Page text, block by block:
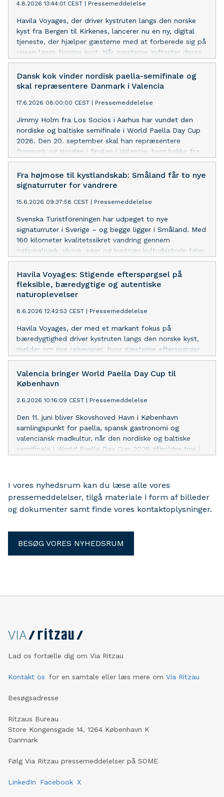
4.8.2026 13:44:01 CEST Pressemeddelelse
Havila Voyages, der driver kystruten langs den norske
kyst fra Bergen til Kirkenes, lancerer nu en ny, digital
tjeneste, der hjælper gæsterne med at forberede sig på
rejsen langs Norges kyst. Når gæsterne indtaster deres
rejsedetaljer, kan de se vejrudsigten ved hver af rutens
34 havne præcis den dag, skibet anløber. Tjenesten
indeholder også en personlig pakkeliste.
Dansk kok vinder nordisk paella-semifinale og
skal repræsentere Danmark i Valencia
17.6.2026 08:00:00 CEST Pressemeddelelse
Jimmy Holm fra Los Socios i Aarhus har vundet den
nordiske og baltiske semifinale i World Paella Day Cup
2026. Den 20. september skal han repræsentere
Danmark og Norden i finalen i Valencia, hvor kokke fra
hele verden dyster om at lave den bedste paella i
rettens fødeby.
Fra højmose til kystlandskab: Småland får to nye
signaturruter for vandrere
15.6.2026 09:37:58 CEST Pressemeddelelse
Svenska Turistföreningen har udpeget to nye
signaturruter i Sverige – og begge ligger i Småland. Med
160 kilometer kvalitetssikret vandring gennem
nationalpark, skove, søer og kystnær kulturhistorie føjer
regionen nye muligheder til et outdoor-udbud, der også
tæller bynær natur i Kalmar, guidede
nationalparkvandringer, gravelcykling og glamping med
udsigt over Vättern.
Havila Voyages: Stigende efterspørgsel på
fleksible, bæredygtige og autentiske
naturoplevelser
8.6.2026 12:42:53 CEST Pressemeddelelse
Havila Voyages, der med et markant fokus på
bæredygtighed driver kystruten langs den norske kyst,
melder om nye rejsevaner, hvor gæsterne efterspørger
mere fleksibilitet uden at gå på kompromis med
komfort, kvalitet og ansvarlighed.
Valencia bringer World Paella Day Cup til
København
2.6.2026 10:16:09 CEST Pressemeddelelse
Den 11. juni bliver Skovshoved Havn i København
samlingspunkt for paella, spansk gastronomi og
valenciansk madkultur, når den nordiske og baltiske
semifinale i World Paella Day Cup 2026 afholdes hos i
internationale finale i Valencia den 20. september.
I vores nyhedsrum kan du læse alle vores
pressemeddelelser, tilgå materiale i form af billeder
og dokumenter samt finde vores kontaktoplysninger.
BESØG VORES NYHEDSRUM
Lad os fortælle dig om Via Ritzau
Kontakt os for en samtale eller læs mere om Via Ritzau
Besøgsadresse
Ritzaus Bureau
Store Kongensgade 14, 1264 København K
Danmark
Følg Via Ritzau pressemeddelelser på SOME
LinkedIn Facebook X